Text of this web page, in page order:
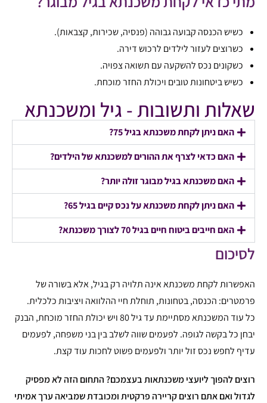
כשיש הכנסה קבועה גבוהה (פנסיה, שכירות, קצבאות).
כשרוצים לעזור לילדים לרכוש דירה.
כשקונים נכס להשקעה עם תשואה צפויה.
כשיש ביטחונות טובים ויכולת החזר מוכחת.
שאלות ותשובות - גיל ומשכנתא
האם ניתן לקחת משכנתא בגיל 75?
האם כדאי לצרף את ההורים למשכנתא של הילדים?
האם משכנתא בגיל מבוגר זולה יותר?
האם ניתן לקחת משכנתא על נכס קיים בגיל 65?
האם חייבים ביטוח חיים בגיל 70 לצורך משכנתא?
לסיכום
האפשרות לקחת משכנתא אינה תלויה רק בגיל, אלא בשורה של
פרמטרים: הכנסה, בטחונות, תוחלת חיי ההלוואה ויציבות כלכלית.
כל עוד המשכנתא מסתיימת עד גיל 80 ויש יכולת החזר מוכחת, הבנק
יבחן כל בקשה לגופה. לפעמים שווה לשלב בין בני משפחה, לפעמים
עדיף לחפש נכס זול יותר ולפעמים פשוט לחכות עוד קצת.
רוצים להפוך ליועצי משכנתאות בעצמכם?התחום הזה לא מפסיק
לגדול ואם אתם רוצים קריירה פרקטית ומכובדת שמביאה ערך אמיתי